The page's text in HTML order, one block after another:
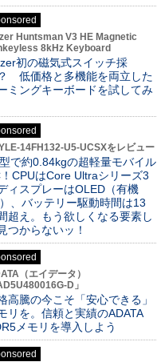
Huntsman V3 HE Magnetic
8kHz Keyboard
初の磁気式スイッチ採
低価格と多機能を両立した
ミングキーボードを試してみ
14FH132-U5-UCSXをレビュー
で約0.84kgの超軽量モバイル
CPUはCore Ultraシリーズ3
ィスプレーはOLED（有機
、バッテリー駆動時間は13
超え。もう欲しくなる要素し
つからないッ！
（エイデータ）
D」
高騰の今こそ「安心できる」
リを。信頼と実績のADATA
メモリを導入しよう